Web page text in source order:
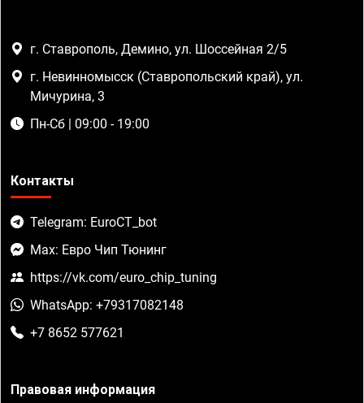
г. Ставрополь, Демино, ул. Шоссейная 2/5
г. Невинномысск (Ставропольский край), ул.
Мичурина, 3
Пн-Сб | 09:00 - 19:00
Контакты
Telegram: EuroCT_bot
Max: Евро Чип Тюнинг
https://vk.com/euro_chip_tuning
WhatsApp: +79317082148
+7 8652 577621
Правовая информация